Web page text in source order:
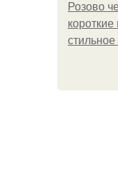
Розово
короткие